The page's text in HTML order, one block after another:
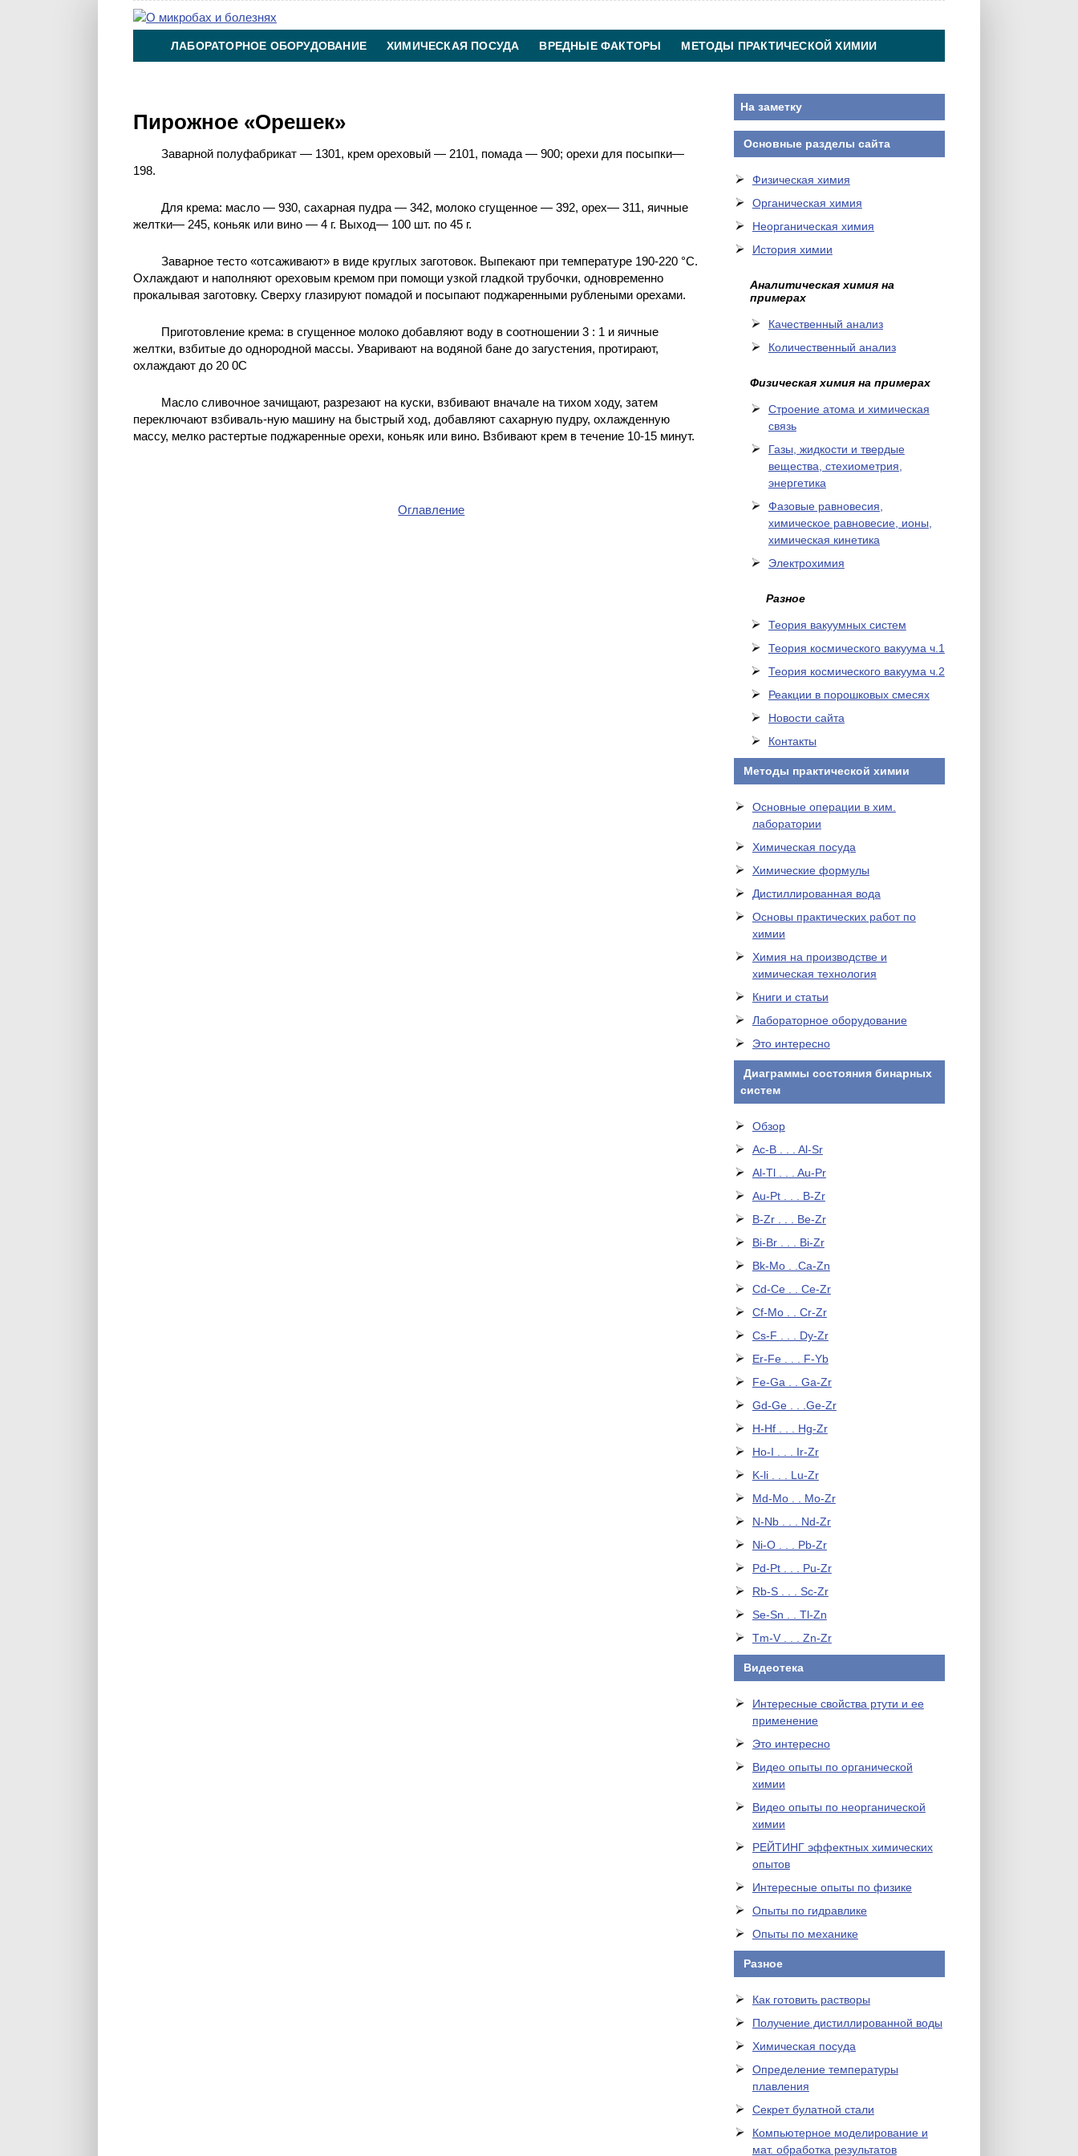
ЛАБОРАТОРНОЕ ОБОРУДОВАНИЕ ХИМИЧЕСКАЯ ПОСУДА ВРЕДНЫЕ ФАКТОРЫ МЕТОДЫ ПРАКТИЧЕСКОЙ ХИМИИ
Пирожное «Орешек»
Заварной полуфабрикат — 1301, крем ореховый — 2101, помада — 900; орехи для посыпки—
198.
Для крема: масло — 930, сахарная пудра — 342, молоко сгущенное — 392, орех— 311, яичные
желтки— 245, коньяк или вино — 4 г. Выход— 100 шт. по 45 г.
Заварное тесто «отсаживают» в виде круглых заготовок. Выпекают при температуре 190-220 °С.
Охлаждают и наполняют ореховым кремом при помощи узкой гладкой трубочки, одновременно
прокалывая заготовку. Сверху глазируют помадой и посыпают поджаренными рублеными орехами.
Приготовление крема: в сгущенное молоко добавляют воду в соотношении 3 : 1 и яичные
желтки, взбитые до однородной массы. Уваривают на водяной бане до загустения, протирают,
охлаждают до 20 0C
Масло сливочное зачищают, разрезают на куски, взбивают вначале на тихом ходу, затем
переключают взбиваль-ную машину на быстрый ход, добавляют сахарную пудру, охлажденную
массу, мелко растертые поджаренные орехи, коньяк или вино. Взбивают крем в течение 10-15 минут.
Оглавление
На заметку
Основные разделы сайта
Физическая химия
Органическая химия
Неорганическая химия
История химии
Аналитическая химия на
примерах
Качественный анализ
Количественный анализ
Физическая химия на примерах
Cтроение атома и химическая
связь
Газы, жидкости и твердые
вещества, стехиометрия,
энергетика
Фазовые равновесия,
химическое равновесие, ионы,
химическая кинетика
Электрохимия
Разное
Теория вакуумных систем
Теория космического вакуума ч.1
Теория космического вакуума ч.2
Реакции в порошковых смесях
Новости сайта
Контакты
Методы практической химии
Основные операции в хим.
лаборатории
Химическая посуда
Химические формулы
Дистиллированная вода
Основы практических работ по
химии
Химия на производстве и
химическая технология
Книги и статьи
Лабораторное оборудование
Это интересно
Диаграммы состояния бинарных
систем
Обзор
Ac-B . . . Al-Sr
Al-Tl . . . Au-Pr
Au-Pt . . . B-Zr
B-Zr . . . Be-Zr
Bi-Br . . . Bi-Zr
Bk-Mo . .Ca-Zn
Cd-Ce . . Ce-Zr
Cf-Mo . . Cr-Zr
Cs-F . . . Dy-Zr
Er-Fe . . . F-Yb
Fe-Ga . . Ga-Zr
Gd-Ge . . .Ge-Zr
H-Hf . . . Hg-Zr
Ho-I . . . Ir-Zr
K-li . . . Lu-Zr
Md-Mo . . Mo-Zr
N-Nb . . . Nd-Zr
Ni-O . . . Pb-Zr
Pd-Pt . . . Pu-Zr
Rb-S . . . Sc-Zr
Se-Sn . . Tl-Zn
Tm-V . . . Zn-Zr
Видеотека
Интересные свойства ртути и ее
применение
Это интересно
Видео опыты по органической
химии
Видео опыты по неорганической
химии
РЕЙТИНГ эффектных химических
опытов
Интересные опыты по физике
Опыты по гидравлике
Опыты по механике
Разное
Как готовить растворы
Получение дистиллированной воды
Химическая посуда
Определение температуры
плавления
Секрет булатной стали
Компьютерное моделирование и
мат. обработка результатов